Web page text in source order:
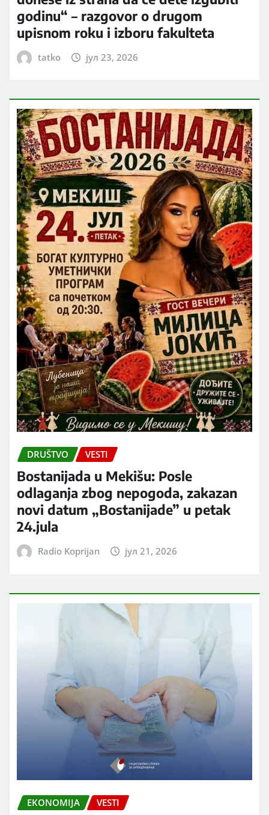
godinu“ – razgovor o drugom
upisnom roku i izboru fakulteta
tatko јул 23, 2026
DRUŠTVO VESTI
Bostanijada u Mekišu: Posle
odlaganja zbog nepogoda, zakazan
novi datum „Bostanijade” u petak
24.jula
Radio Koprijan јул 21, 2026
EKONOMIJA VESTI